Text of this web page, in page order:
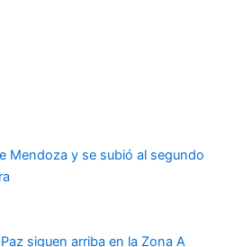
Mendoza y se subió al segundo
siguen arriba en la Zona A